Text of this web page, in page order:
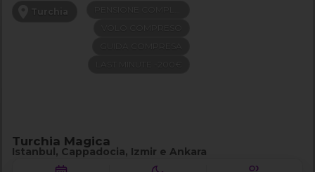
Turchia
Turchia Magica
Istanbul, Cappadocia, Izmir e Ankara